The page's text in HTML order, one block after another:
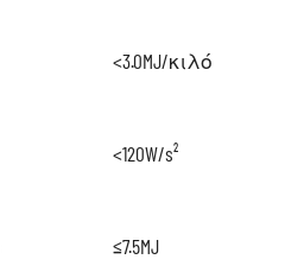
<3.0MJ/κιλό
<120W/s²
≤7.5MJ